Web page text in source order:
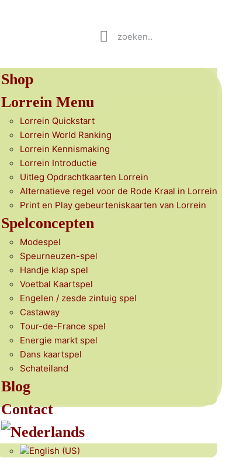
Shop
Lorrein Menu
Lorrein Quickstart
Lorrein World Ranking
Lorrein Kennismaking
Lorrein Introductie
Uitleg Opdrachtkaarten Lorrein
Alternatieve regel voor de Rode Kraal in Lorrein
Print en Play gebeurteniskaarten van Lorrein
Spelconcepten
Modespel
Speurneuzen-spel
Handje klap spel
Voetbal Kaartspel
Engelen / zesde zintuig spel
Castaway
Tour-de-France spel
Energie markt spel
Dans kaartspel
Schateiland
Blog
Contact